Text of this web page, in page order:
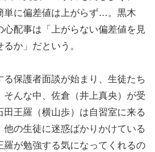
単に偏差値は上がらず…。黒木
心配事は「上がらない偏差値を見
か」だという。
保護者面談が始まり、生徒たち
そんな中、佐倉（井上真央）が受
王羅（横山歩）は自習室に来る
他の生徒に迷惑ばかりかけている
羅が勉強する気になってくれるの